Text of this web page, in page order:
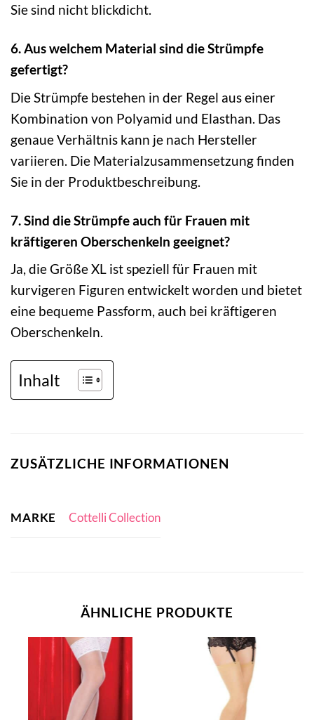
Sie sind nicht blickdicht.
6. Aus welchem Material sind die Strümpfe
gefertigt?
Die Strümpfe bestehen in der Regel aus einer
Kombination von Polyamid und Elasthan. Das
genaue Verhältnis kann je nach Hersteller
variieren. Die Materialzusammensetzung finden
Sie in der Produktbeschreibung.
7. Sind die Strümpfe auch für Frauen mit
kräftigeren Oberschenkeln geeignet?
Ja, die Größe XL ist speziell für Frauen mit
kurvigeren Figuren entwickelt worden und bietet
eine bequeme Passform, auch bei kräftigeren
Oberschenkeln.
Inhalt
ZUSÄTZLICHE INFORMATIONEN
MARKE Cottelli Collection
ÄHNLICHE PRODUKTE